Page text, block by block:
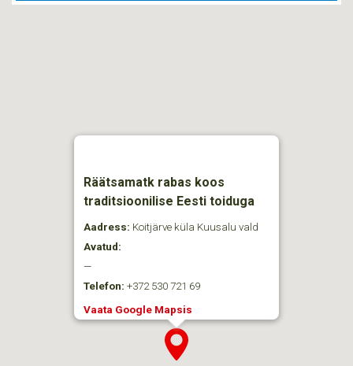
Räätsamatk rabas koos
traditsioonilise Eesti toiduga
Aadress: Koitjärve küla Kuusalu vald
Avatud:
—
Telefon: +372 530 721 69
Vaata Google Mapsis